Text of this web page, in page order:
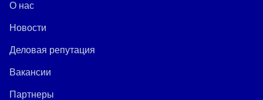
О нас
Новости
Деловая репутация
Вакансии
Партнеры